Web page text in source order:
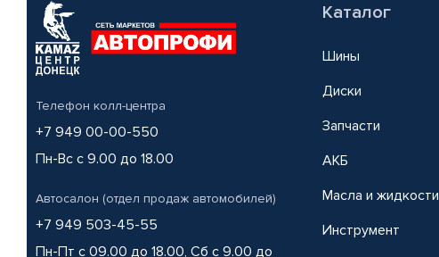
Телефон колл-центра
+7 949 00-00-550
Пн-Вс с 9.00 до 18.00
Автосалон (отдел продаж автомобилей)
+7 949 503-45-55
Пн-Пт с 09.00 до 18.00, Сб с 9.00 до
Каталог
Шины
Диски
Запчасти
АКБ
Масла и жидкости
Инструмент